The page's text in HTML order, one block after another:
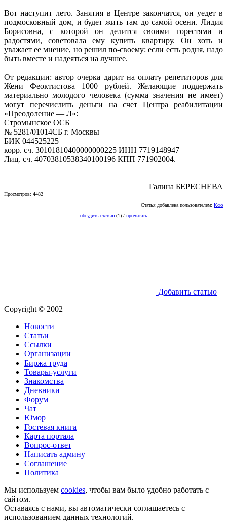
Вот наступит лето. Занятия в Центре закончатся, он уедет в
подмосковный дом, и будет жить там до самой осени. Лидия
Борисовна, с которой он делится своими горестями и
радостями, советовала ему купить квартиру. Он хоть и
уважает ее мнение, но решил по-своему: если есть родня, надо
быть вместе и надеяться на лучшее.
От редакции: автор очерка дарит на оплату репетиторов для
Жени Феоктистова 1000 рублей. Желающие поддержать
материально молодого человека (сумма значения не имеет)
могут перечислить деньги на счет Центра реабилитации
«Преодоление — Л»:
Стромынское ОСБ
№ 5281/01014СБ г. Москвы
БИК 044525225
корр. сч. 30101810400000000225 ИНН 7719148947
Лиц. сч. 40703810538340100196 КПП 771902004.
Галина БЕРЕСНЕВА
Просмотров: 4482
Статья добавлена пользователем: Ксю
обсудить статью(1) / прочитать
Добавить статью
Copyright © 2002
Новости
Статьи
Ссылки
Организации
Биржа труда
Товары-услуги
Знакомства
Дневники
Форум
Чат
Юмор
Гостевая книга
Карта портала
Вопрос-ответ
Написать админу
Соглашение
Политика
Мы используем cookies, чтобы вам было удобно работать с
сайтом.
Оставаясь с нами, вы автоматически соглашаетесь с
использованием данных технологий.